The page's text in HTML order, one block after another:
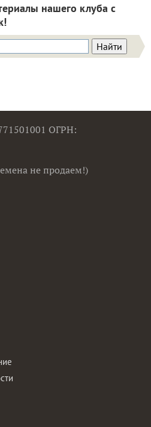
нашего клуба с
ОГРН:
не продаем!)